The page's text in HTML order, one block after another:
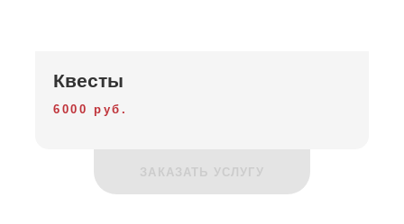
Квесты
6000 руб.
ЗАКАЗАТЬ УСЛУГУ